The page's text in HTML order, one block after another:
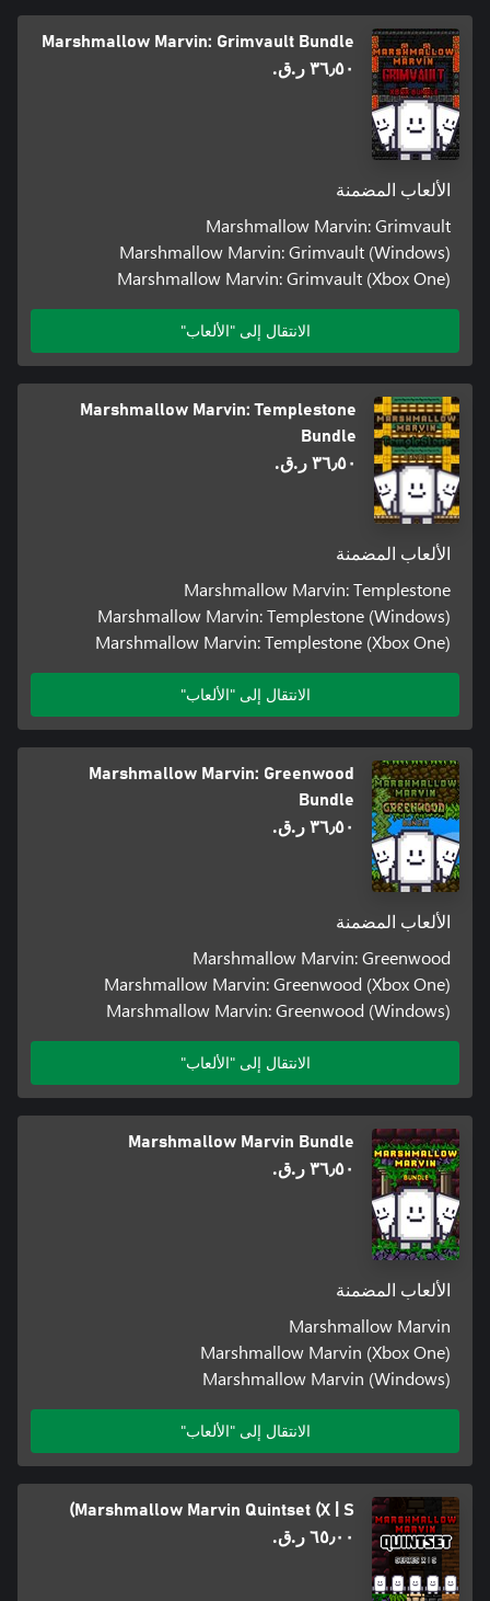
Marshmallow Marvin: Grimvault Bundle
٣٦٫٥٠ ر.ق.‏
الألعاب المضمنة
Marshmallow Marvin: Grimvault
Marshmallow Marvin: Grimvault (Windows)
Marshmallow Marvin: Grimvault (Xbox One)
الانتقال إلى "الألعاب"
Marshmallow Marvin: Templestone
Bundle
٣٦٫٥٠ ر.ق.‏
الألعاب المضمنة
Marshmallow Marvin: Templestone
Marshmallow Marvin: Templestone (Windows)
Marshmallow Marvin: Templestone (Xbox One)
الانتقال إلى "الألعاب"
Marshmallow Marvin: Greenwood
Bundle
٣٦٫٥٠ ر.ق.‏
الألعاب المضمنة
Marshmallow Marvin: Greenwood
Marshmallow Marvin: Greenwood (Xbox One)
Marshmallow Marvin: Greenwood (Windows)
الانتقال إلى "الألعاب"
Marshmallow Marvin Bundle
٣٦٫٥٠ ر.ق.‏
الألعاب المضمنة
Marshmallow Marvin
Marshmallow Marvin (Xbox One)
Marshmallow Marvin (Windows)
الانتقال إلى "الألعاب"
Marshmallow Marvin Quintset (X | S)
٦٥٫٠٠ ر.ق.‏